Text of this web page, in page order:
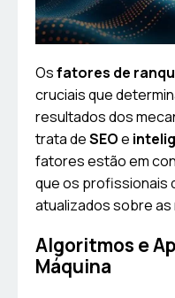
Osfatores de
cruciais que
resultados dos
trata deSEOe
fatores estão em
que os profissionais
atualizados sobre
Algoritmos e
Máquina